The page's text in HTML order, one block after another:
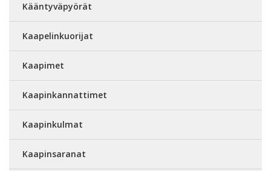
Kääntyväpyörät
Kaapelinkuorijat
Kaapimet
Kaapinkannattimet
Kaapinkulmat
Kaapinsaranat